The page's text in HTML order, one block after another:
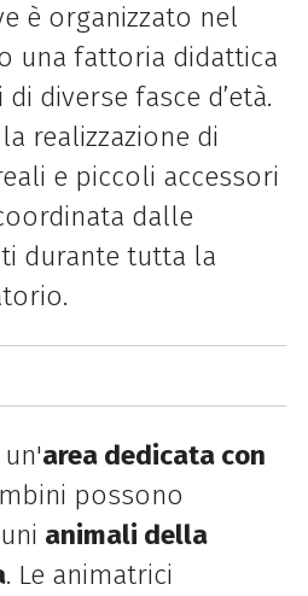
è organizzato nel
una fattoria didattica
diverse fasce d’età.
realizzazione di
e piccoli accessori
dalle
durante tutta la
area dedicata con
possono
animali della
. Le animatrici